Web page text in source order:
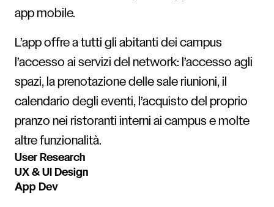
app mobile.
L’app offre a tutti gli abitanti dei campus
l’accesso ai servizi del network: l’accesso agli
spazi, la prenotazione delle sale riunioni, il
calendario degli eventi, l’acquisto del proprio
pranzo nei ristoranti interni ai campus e molte
altre funzionalità.
User Research
UX & UI Design
App Dev